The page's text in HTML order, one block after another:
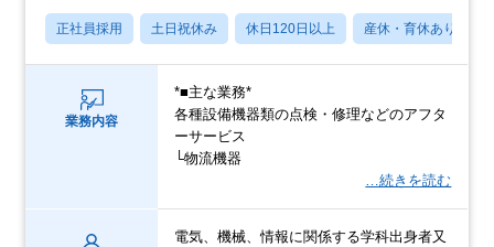
正社員採用 土日祝休み 休日120日以上 産休・育休あり
業務内容
*■主な業務*
各種設備機器類の点検・修理などのアフタ
ーサービス
└物流機器
…続きを読む
電気、機械、情報に関係する学科出身者又